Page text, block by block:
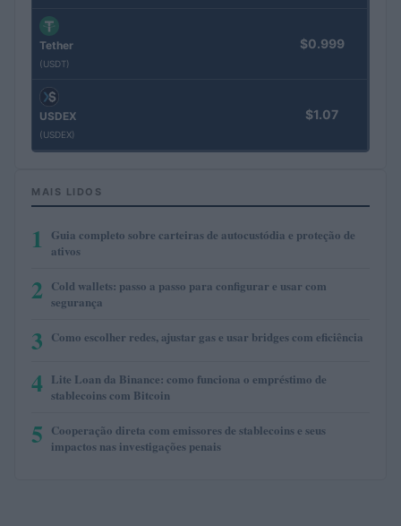
Tether
(USDT)
$0.999
USDEX
(USDEX)
$1.07
MAIS LIDOS
1
Guia completo sobre carteiras de autocustódia e proteção de
ativos
2 Cold wallets: passo a passo para configurar e usar com
segurança
3 Como escolher redes, ajustar gas e usar bridges com eficiência
4 Lite Loan da Binance: como funciona o empréstimo de
stablecoins com Bitcoin
5 Cooperação direta com emissores de stablecoins e seus
impactos nas investigações penais